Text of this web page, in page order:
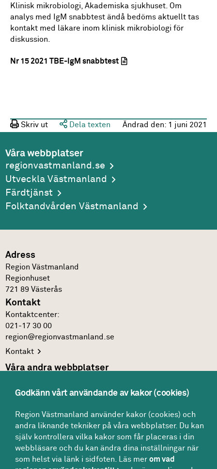
Klinisk mikrobiologi, Akademiska sjukhuset. Om
analys med IgM snabbtest ändå bedöms aktuellt tas
kontakt med läkare inom klinisk mikrobiologi för
diskussion.
Nr 15 2021 TBE-IgM snabbtest
Skriv ut Dela texten Ändrad den: 1 juni 2021
Våra webbplatser
regionvastmanland.se
Utveckla Västmanland
Färdtjänst
Folktandvården Västmanland
Adress
Region Västmanland
Regionhuset
721 89 Västerås
Kontakt
Kontakt­center:
021-17 30 00
region@regionvastmanland.se
Kontakt
Våra andra webbplatser
Region Västmanlands intranät
Följ oss
Facebook
LinkedIn
Twitter
Godkänn vårt användande av kakor (cookies)
Region Västmanland använder kakor (cookies) och
andra liknande tekniker på våra webbplatser. Du kan
själv kontrollera vilka kakor som får placeras i din
webbläsare och du kan ändra dina inställningar när
som helst via länk i sidfoten. Läs merom vad